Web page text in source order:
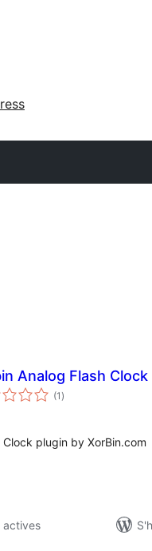
Analog Flash Clock
(1 puntuacions
totals
)
plugin by XorBin.com
actives